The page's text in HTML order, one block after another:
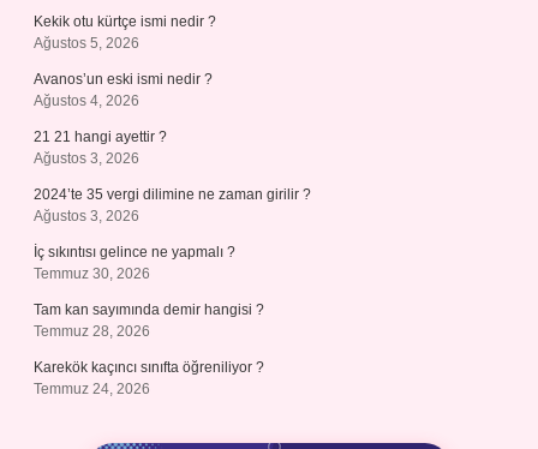
Kekik otu kürtçe ismi nedir ?
Ağustos 5, 2026
Avanos’un eski ismi nedir ?
Ağustos 4, 2026
21 21 hangi ayettir ?
Ağustos 3, 2026
2024’te 35 vergi dilimine ne zaman girilir ?
Ağustos 3, 2026
İç sıkıntısı gelince ne yapmalı ?
Temmuz 30, 2026
Tam kan sayımında demir hangisi ?
Temmuz 28, 2026
Karekök kaçıncı sınıfta öğreniliyor ?
Temmuz 24, 2026